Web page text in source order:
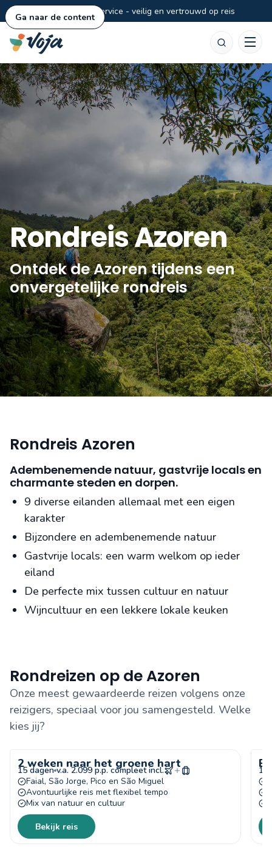
Ga naar de content
Persoonlijke service - veilig en vertrouwd op reis
Rondreis Azoren
Ontdek de Azoren tijdens een
onvergetelijke rondreis
Rondreis Azoren
Adembenemende natuur, gastvrije locals en
charmante steden en dorpen.
9 diverse eilanden allemaal met een eigen
karakter
Bijzondere en adembenemende natuur
Gastvrije locals: een warm welkom op ieder
eiland
De perfecte mix tussen cultuur en natuur
Wijncultuur en een lekkere lokale keuken
Rondreizen op de Azoren
Onze meest gewaardeerde reizen volgens onze
reizigers, speciaal voor jou samengesteld. Welke
kies jij?
2 weken naar het groene hart
15 dagen v.a. 2.099 p.p. compleet incl.
Faial, São Jorge, Pico en São Miguel
Avontuurlijke reis met flexibel tempo
Mix van natuur en cultuur
Bekijk reis
15
Zoeken